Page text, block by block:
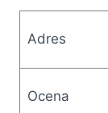
Adres
Ocena